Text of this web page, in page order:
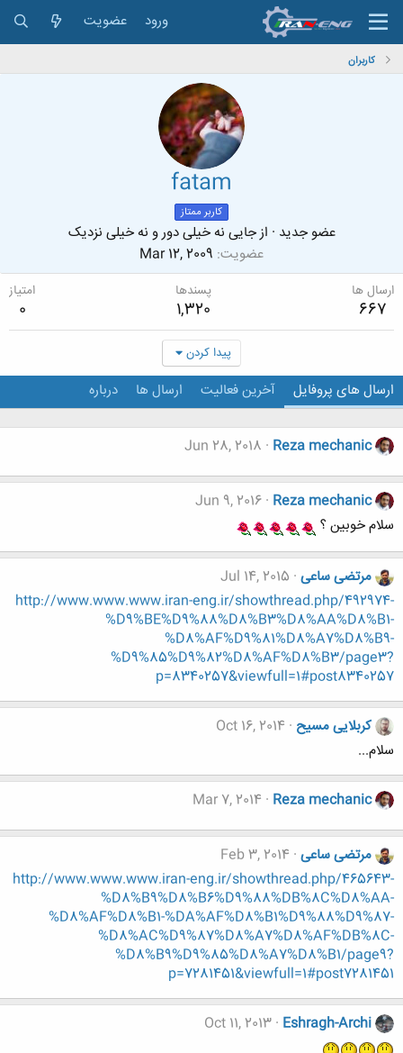
ورود عضویت
کاربران
fatam
کاربر ممتاز
عضو جدید · ازجایی نه خیلی دور و نه خیلی نزدیک
عضویت Mar 12, 2009
ارسال ها
667
پسندها
1,320
امتیاز
0
پیدا کردن
ارسال های پروفایل آخرین فعالیت ارسال ها درباره
Reza mechanic
Jun 28, 2018
Reza mechanic
Jun 9, 2016
سلام خوبین ؟
مرتضی ساعی Jul 14, 2015
http://www.www.www.iran-eng.ir/showthread.php/492974-
%D9%BE%D9%88%D8%B3%D8%AA%D8%B1-
%D8%AF%D9%81%D8%A7%D8%B9-
%D9%85%D9%82%D8%AF%D8%B3/page3?
p=8340257&viewfull=1#post8340257
کربلایی مسیح Oct 16, 2014
سلام...
Reza mechanic
Mar 7, 2014
مرتضی ساعی Feb 3, 2014
http://www.www.www.iran-eng.ir/showthread.php/465643-
%D8%B9%D8%B6%D9%88%DB%8C%D8%AA-
%D8%AF%D8%B1-%DA%AF%D8%B1%D9%88%D9%87-
%D8%AC%D9%87%D8%A7%D8%AF%DB%8C-
%D8%B9%D9%85%D8%A7%D8%B1/page9?
p=7281451&viewfull=1#post7281451
Eshragh-Archi
Oct 11, 2013